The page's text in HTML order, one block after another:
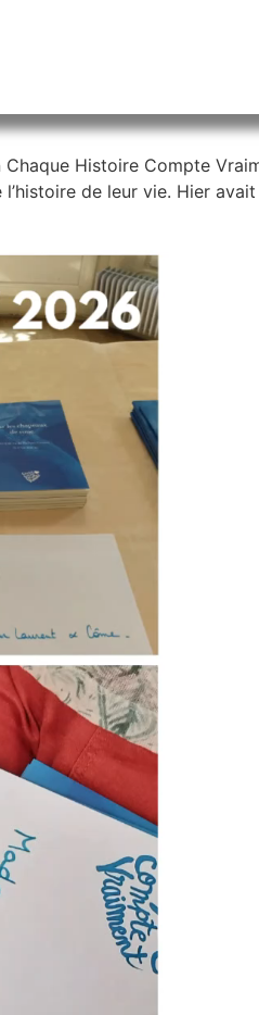
Histoire Compte
de leur vie. Hier